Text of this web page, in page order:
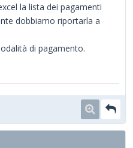
la lista dei pagamenti
dobbiamo riportarla a
di pagamento.